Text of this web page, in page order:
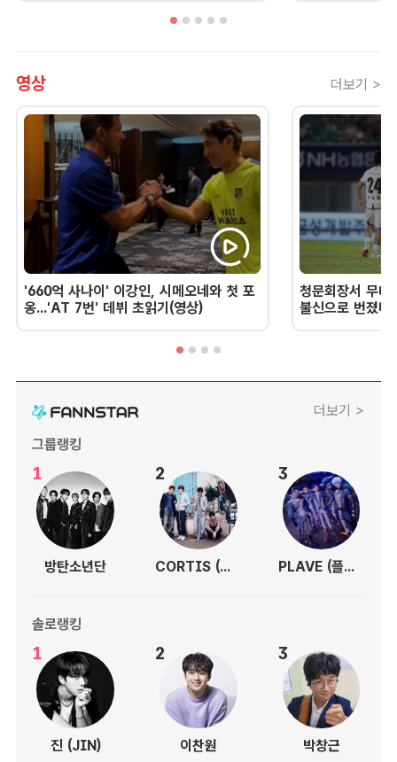
영상 더보기 >
'660억 사나이' 이강인, 시메오네와 첫 포
옹...'AT 7번' 데뷔 초읽기(영상)
청문회장서 무너
불신으로 번졌
더보기 >
그룹랭킹
1
방탄소년단
2
CORTIS (코르티스)
3
PLAVE (플레이브)
솔로랭킹
1
진 (JIN)
2
이찬원
3
박창근